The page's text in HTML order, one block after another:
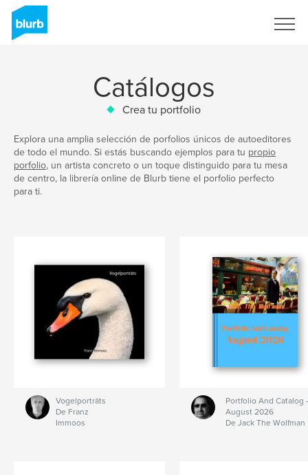
Catálogos
Crea tu portfolio
Explora una amplia selección de porfolios únicos de autoeditores
de todo el mundo. Si estás buscando ejemplos para tu propio
porfolio, un artista concreto o un toque distinguido para tu mesa
de centro, la librería online de Blurb tiene el porfolio perfecto
para ti.
Vogelporträts
De Franz
Immoos
Portfolio And Catalog -
August 2026
De Jack The Wolfman